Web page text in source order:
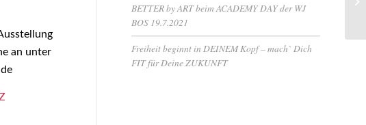
an unter
BETTER by ART beim ACADEMY DAY der WJ
BOS 19.7.2021
Freiheit beginnt in DEINEM Kopf – mach` Dich
FIT für Deine ZUKUNFT